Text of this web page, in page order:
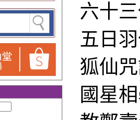
六十
五日
狐仙
國星